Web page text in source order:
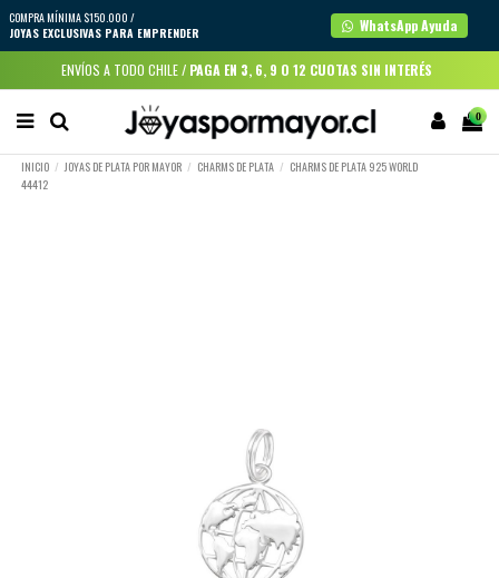
COMPRA MÍNIMA $150.000 /
JOYAS EXCLUSIVAS PARA EMPRENDER
WhatsApp Ayuda
ENVÍOS A TODO CHILE / PAGA EN 3, 6, 9 O 12 CUOTAS SIN INTERÉS
0
INICIO JOYAS DE PLATA POR MAYOR CHARMS DE PLATA
CHARMS DE PLATA 925 WORLD
44412